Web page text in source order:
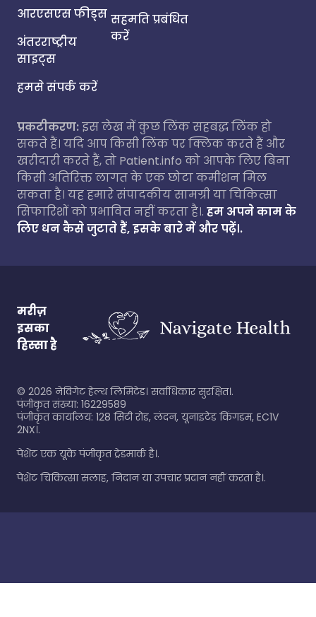
आरएसएस फीड्स
अंतरराष्ट्रीय
साइट्स
हमसे संपर्क करें
सहमति प्रबंधित
करें
प्रकटीकरण:इस लेख में कुछ लिंक सहबद्ध लिंक हो
सकते हैं। यदि आप किसी लिंक पर क्लिक करते हैं और
खरीदारी करते हैं, तो Patient.info को आपके लिए बिना
किसी अतिरिक्त लागत के एक छोटा कमीशन मिल
सकता है। यह हमारे संपादकीय सामग्री या चिकित्सा
सिफारिशों को प्रभावित नहीं करता है।. हम अपने काम के
लिए धन कैसे जुटाते हैं, इसके बारे में और पढ़ें।.
मरीज़
इसका
हिस्सा है
© 2026 नेविगेट हेल्थ लिमिटेड। सर्वाधिकार सुरक्षित।.
पंजीकृत संख्या: 16229589
पंजीकृत कार्यालय: 128 सिटी रोड, लंदन, यूनाइटेड किंगडम, EC1V
2NX।.
पेशेंट एक यूके पंजीकृत ट्रेडमार्क है।.
पेशेंट चिकित्सा सलाह, निदान या उपचार प्रदान नहीं करता है।.